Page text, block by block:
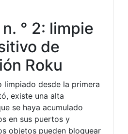
° 2: limpie
de
Roku
limpiado desde la primera
existe una alta
se haya acumulado
en sus puertos y
objetos pueden bloquear